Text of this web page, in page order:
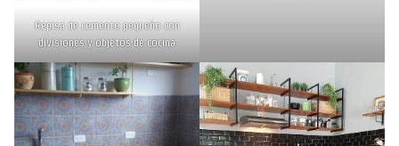
Repisa de cemento pequeño con
divisiones y objetos de cocina